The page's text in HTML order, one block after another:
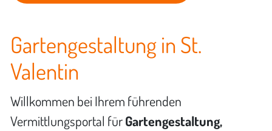
Gartengestaltung in St.
Valentin
Willkommen bei Ihrem führenden
Vermittlungsportal fürGartengestaltung,